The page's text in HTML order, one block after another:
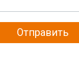
Отправить